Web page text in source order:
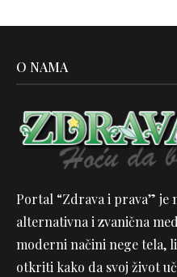
O NAMA
Portal “Zdrava i prava” je
alternativna i zvanična
moderni načini nege tela,
otkriti kako da svoj život